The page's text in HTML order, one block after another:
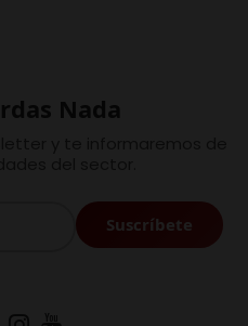
Nada